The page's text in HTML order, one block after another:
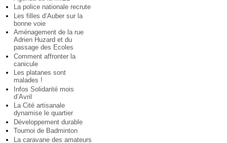
La police nationale recrute
Les filles d’Auber sur la
bonne voie
Aménagement de la rue
Adrien Huzard et du
passage des Ecoles
Comment affronter la
canicule
Les platanes sont
malades !
Infos Solidarité mois
d’Avril
La Cité artisanale
dynamise le quartier
Développement durable
Tournoi de Badminton
La caravane des amateurs